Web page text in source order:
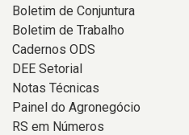
Boletim de Conjuntura
Boletim de Trabalho
Cadernos ODS
DEE Setorial
Notas Técnicas
Painel do Agronegócio
RS em Números